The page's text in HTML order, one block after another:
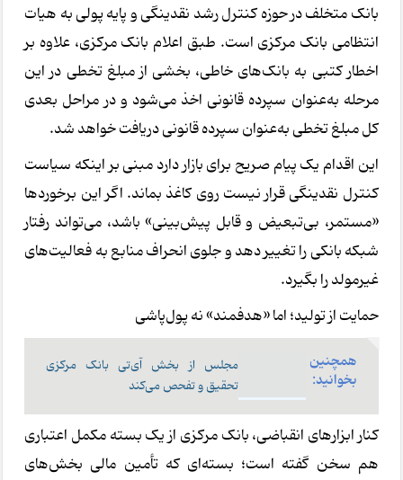
بانک متخلف در حوزه کنترل رشد نقدینگی و پایه پولی به هیات
انتظامی بانک مرکزی است. طبق اعلام بانک مرکزی، علاوه بر
اخطار کتبی به بانک‌های خاطی، بخشی از مبلغ تخطی در این
مرحله به‌عنوان سپرده قانونی اخذ می‌شود و در مراحل بعدی
کل مبلغ تخطی به‌عنوان سپرده قانونی دریافت خواهد شد.
این اقدام یک پیام صریح برای بازار دارد مبنی بر اینکه سیاست
کنترل نقدینگی قرار نیست روی کاغذ بماند. اگر این برخوردها
«مستمر، بی‌تبعیض و قابل پیش‌بینی» باشد، می‌تواند رفتار
شبکه بانکی را تغییر دهد و جلوی انحراف منابع به فعالیت‌های
غیرمولد را بگیرد.
حمایت از تولید؛ اما «هدفمند» نه پول‌پاشی
همچنین
بخوانید:
مجلس از بخش آی‌تی بانک مرکزی
تحقیق و تفحص می‌کند
کنار ابزارهای انقباضی، بانک مرکزی از یک بسته مکمل اعتباری
هم سخن گفته است؛ بسته‌ای که تأمین مالی بخش‌های